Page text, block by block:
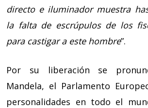
directo e iluminador muestra
la falta de escrúpulos de los
para castigar a este hombre”.
Por su liberación se
Mandela, el Parlamento
personalidades en todo el